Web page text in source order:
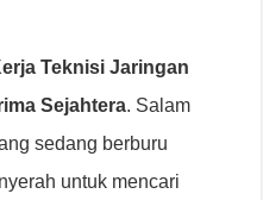
Teknisi Jaringan
Sejahtera. Salam
sedang berburu
untuk mencari